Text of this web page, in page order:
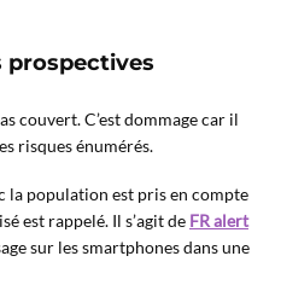
prospectives
couvert. C’est dommage car il
risques énumérés.
la population est pris en compte
est rappelé. Il s’agit de FR alert
sur les smartphones dans une